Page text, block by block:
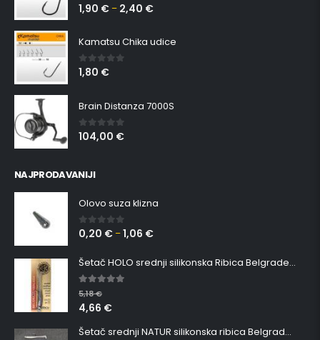
0 out of 5
1,90 € – 2,40 €
Kamatsu Chika udice
0 out of 5
1,80 €
Brain Distanza 7000S
0out of 5
104,00 €
NAJPRODAVANIJI
Olovo suza klizna
0 out of 5
0,20 € –1,06 €
Šetač HOLO srednji silikonska Ribica Belgrade Walker
5.00out of 5
5,18€
4,66 €
Šetač srednji NATUR silikonska ribica Belgrade Walker